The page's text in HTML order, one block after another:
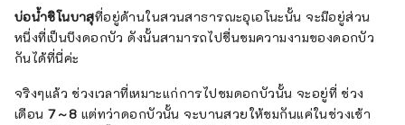
บ่อน้ำชิโนบาสุที่อยู่ด้านในสวนสาธารณะอุเอโนะนั้น จะมีอยู่ส่วน
หนึ่งที่เป็นบึงดอกบัว ดังนั้นสามารถไปชื่นชมความงามของดอกบัว
กันได้ที่นี่ค่ะ
จริงๆแล้ว ช่วงเวลาที่เหมาะแก่การไปชมดอกบัวนั้น จะอยู่ที่ ช่วง
เดือน7～8 แต่ทว่าดอกบัวนั้น จะบานสวยให้ชมกันแค่ในช่วงเช้า